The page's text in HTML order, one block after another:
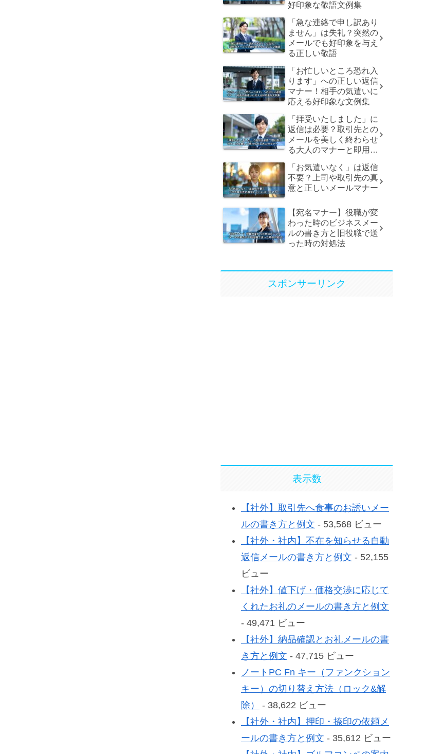
好印象な敬語文例集
「急な連絡で申し訳あり
ません」は失礼？突然の
メールでも好印象を与え
る正しい敬語
「お忙しいところ恐れ入
ります」への正しい返信
マナー！相手の気遣いに
応える好印象な文例集
「拝受いたしました」に
返信は必要？取引先との
メールを美しく終わらせ
る大人のマナーと即用文
「お気遣いなく」は返信
不要？上司や取引先の真
意と正しいメールマナー
【宛名マナー】役職が変
わった時のビジネスメー
ルの書き方と旧役職で送
った時の対処法
スポンサーリンク
表示数
【社外】取引先へ食事のお誘いメー
ルの書き方と例文 - 53,568 ビュー
【社外・社内】不在を知らせる自動
返信メールの書き方と例文 - 52,155
ビュー
【社外】値下げ・価格交渉に応じて
くれたお礼のメールの書き方と例文
- 49,471 ビュー
【社外】納品確認とお礼メールの書
き方と例文 - 47,715 ビュー
ノートPC Fn キー（ファンクション
キー）の切り替え方法（ロック&解
除）
- 38,622 ビュー
【社外・社内】押印・捺印の依頼メ
ールの書き方と例文 - 35,612 ビュー